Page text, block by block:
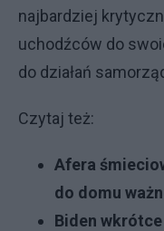
najbardziej
uchodźców do
do działań
Czytaj też:
Afera
do domu
Biden